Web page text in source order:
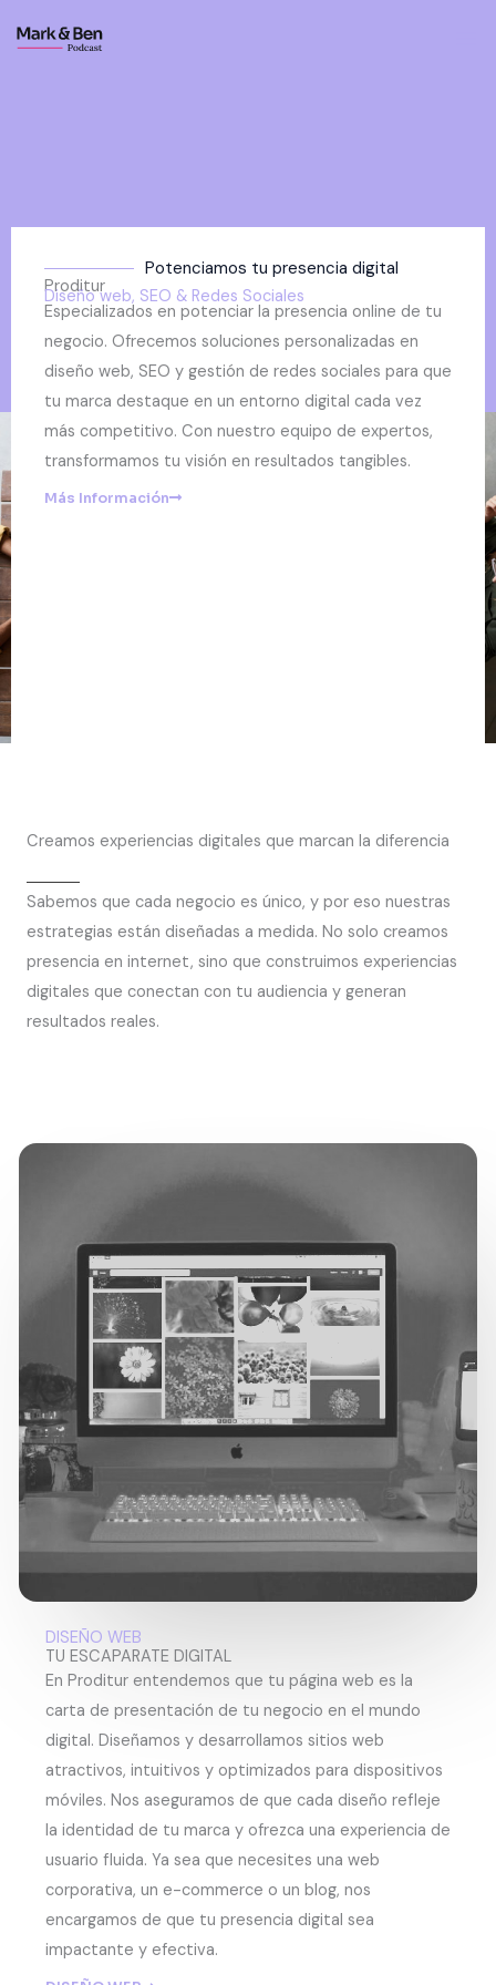
Potenciamos tu presencia digital
Proditur
Diseño web, SEO & Redes Sociales
Especializados en potenciar la presencia online de tu
negocio. Ofrecemos soluciones personalizadas en
diseño web, SEO y gestión de redes sociales para que
tu marca destaque en un entorno digital cada vez
más competitivo. Con nuestro equipo de expertos,
transformamos tu visión en resultados tangibles.
Más Información
Creamos experiencias digitales que marcan la diferencia
Sabemos que cada negocio es único, y por eso nuestras
estrategias están diseñadas a medida. No solo creamos
presencia en internet, sino que construimos experiencias
digitales que conectan con tu audiencia y generan
resultados reales.
DISEÑO WEB
TU ESCAPARATE DIGITAL
En Proditur entendemos que tu página web es la
carta de presentación de tu negocio en el mundo
digital. Diseñamos y desarrollamos sitios web
atractivos, intuitivos y optimizados para dispositivos
móviles. Nos aseguramos de que cada diseño refleje
la identidad de tu marca y ofrezca una experiencia de
usuario fluida. Ya sea que necesites una web
corporativa, un e-commerce o un blog, nos
encargamos de que tu presencia digital sea
impactante y efectiva.